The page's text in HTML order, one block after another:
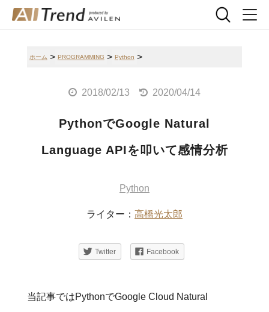
ホーム > PROGRAMMING > Python >
2018/02/13 2020/04/14
PythonでGoogle Natural
Language APIを叩いて感情分析
Python
ライター： 高橋光太郎
Twitter Facebook
当記事ではPythonでGoogle Cloud Natural